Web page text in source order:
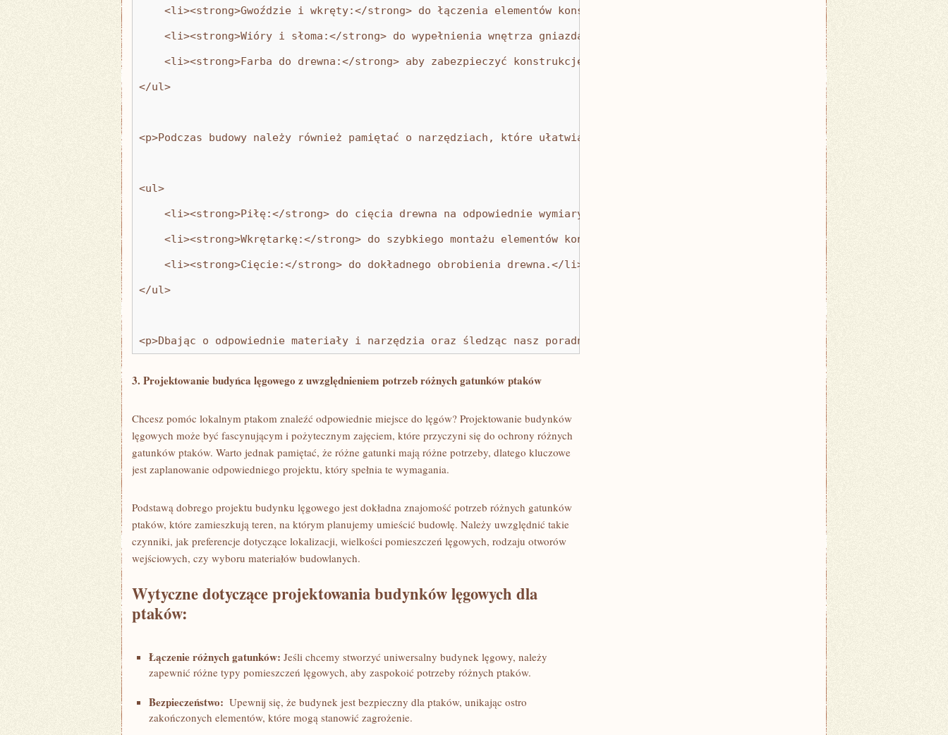
    <li><strong>Gwoździe i wkręty:</strong> do łączenia elementów konstrukcyjnych.</li>
    <li><strong>Wióry i słoma:</strong> do wypełnienia wnętrza gniazda, aby zapewnić ciepło i wygodę dla ptaków.</li>
    <li><strong>Farba do drewna:</strong> aby zabezpieczyć konstrukcję przed wilgocią i szkodnikami.</li>
</ul>
<p>Podczas budowy należy również pamiętać o narzędziach, które ułatwią nam prace. Warto mieć przygotowane:</p>
<ul>
    <li><strong>Piłę:</strong> do cięcia drewna na odpowiednie wymiary.</li>
    <li><strong>Wkrętarkę:</strong> do szybkiego montażu elementów konstrukcyjnych.</li>
    <li><strong>Cięcie:</strong> do dokładnego obrobienia drewna.</li>
</ul>
<p>Dbając o odpowiednie materiały i narzędzia oraz śledząc nasz poradnik, będziesz mógł zbudować funkcjonalny i estetyczny
3. ‌Projektowanie budyńca ‌lęgowego ​z uwzględnieniem potrzeb ​różnych gatunków ptaków
Chcesz​ pomóc ⁤lokalnym‌ ptakom znaleźć odpowiednie⁢ miejsce ⁣do lęgów? Projektowanie budynków
lęgowych⁢ może być fascynującym i pożytecznym zajęciem, które przyczyni się ‌do ochrony różnych
gatunków ⁤ptaków. Warto jednak pamiętać, że różne gatunki mają różne potrzeby, dlatego ⁢kluczowe
jest zaplanowanie odpowiedniego projektu, który spełnia te wymagania.
Podstawą dobrego projektu⁣ budynku lęgowego jest ‌dokładna znajomość potrzeb różnych gatunków
ptaków, które zamieszkują teren, na którym planujemy umieścić budowlę. Należy uwzględnić takie
czynniki, jak‌ preferencje dotyczące lokalizacji, wielkości pomieszczeń lęgowych, rodzaju otworów⁤
wejściowych, ⁢czy wyboru materiałów budowlanych.
Wytyczne dotyczące projektowania budynków ⁣lęgowych dla
ptaków:
Łączenie różnych gatunków: Jeśli chcemy stworzyć uniwersalny budynek lęgowy, należy ​
zapewnić różne typy pomieszczeń‍ lęgowych, aby⁤ zaspokoić potrzeby różnych ptaków.
Bezpieczeństwo: ‌ Upewnij się, że budynek jest bezpieczny dla ptaków, unikając ‍ostro
zakończonych⁢ elementów, które mogą ⁢stanowić⁢ zagrożenie.